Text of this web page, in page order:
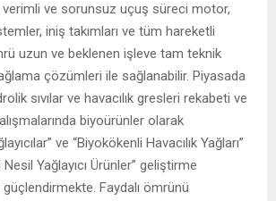
verimli ve sorunsuz uçuş süreci motor,
iniş takımları ve tüm hareketli
uzun ve beklenen işleve tam teknik
çözümleri ile sağlanabilir. Piyasada
sıvılar ve havacılık gresleri rekabeti ve
biyoürünler olarak
ve “Biyokökenli Havacılık Yağları”
Nesil Yağlayıcı Ürünler” geliştirme
Faydalı ömrünü